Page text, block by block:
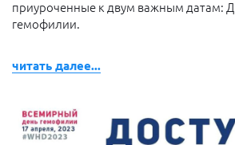
приуроченные к двум важным датам:
гемофилии.
читать далее...